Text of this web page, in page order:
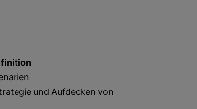
und Aufdecken von